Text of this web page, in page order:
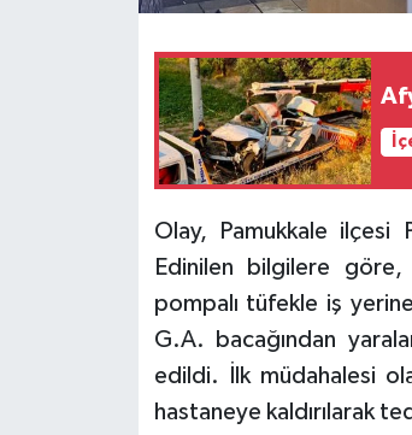
Olay, Pamukkale ilçesi
Edinilen bilgilere
pompalı tüfekle iş
G.A. bacağından
edildi. İlk müdahalesi
hastaneye kaldırılarak